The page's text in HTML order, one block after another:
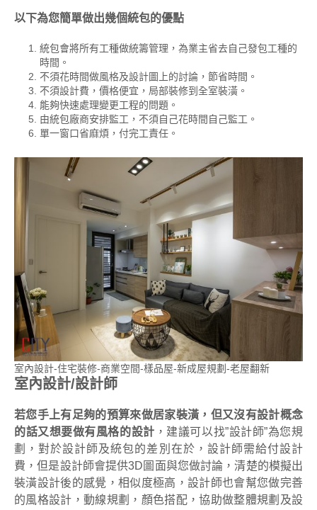
以下為您簡單做出幾個統包的優點
統包會將所有工種做統籌管理，為業主省去自己發包工種的
時間。
不須花時間做風格及設計圖上的討論，節省時間。
不須設計費，價格便宜，局部裝修到全室裝潢。
能夠快速處理變更工程的問題。
由統包廠商安排監工，不須自己花時間自己監工。
單一窗口省麻煩，付完工責任。
室內設計-住宅裝修-商業空間-樣品屋-新成屋規劃-老屋翻新
室內設計/設計師
若您手上有足夠的預算來做居家裝潢，但又沒有設計概念
的話又想要做有風格的設計 ，建議可以找”設計師”為您規
劃，對於設計師及統包的差別在於，設計師需給付設計
費，但是設計師會提供3D圖面與您做討論，清楚的模擬出
裝潢設計後的感覺，相似度極高，設計師也會幫您做完善
的風格設計，動線規劃，顏色搭配，協助做整體規劃及設